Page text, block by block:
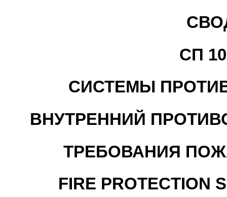
СП
СИСТЕМЫ
ВНУТРЕННИЙ
ТРЕБОВАНИЯ
FIRE PROTECTION